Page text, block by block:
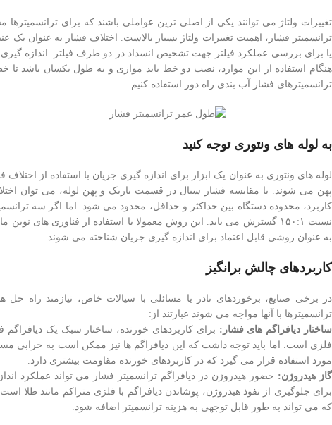
تغییرات ولتاژ می توانند یکی از اصلی ترین عواملی باشند که برای
ترانسمیتر فشار، اهمیت تغییرات ولتاژ بسیار بالاست. اختلاف فشار به عنوان
یا برای بررسی عملکرد فیلتر جهت تشخیص انسداد در دو طرف فیلتر. اندازه
هنگام استفاده از این موارد، نصب دو خط باید موازی و به طول یکسان باشد تا
ترانسمیترهای فشار آب بندی راه دور استفاده کنیم.
به لوله های ونتوری توجه کنید
لوله های ونتوری به عنوان یک ابزار برای اندازه گیری جریان با استفاده از
پهن می شوند. با مقایسه فشار سیال در قسمت باریک و پهن لوله، می توان
کاربرد، محدوده دستگاه بین حداکثر و حداقل، محدود می شود. اما اگر سه
نسبت ۱۵۰:۱ گسترش می یابد. این روش معمولا با استفاده از فناوری های
به عنوان روشی قابل اعتماد برای اندازه گیری جریان شناخته می شوند.
کاربردهای چالش برانگیز
در برخی صنایع، برخوردهای نادر یا مسائلی با سیالات خاص، نیازمند راه
ترانسمیترها با آنها مواجه می شوند عبارتند از:
ساختار دیافراگم های فشار: برای کاربردهای خورنده، ساختار سبک یک
فلزی است. اما باید توجه داشت که این دیافراگم ها نیز ممکن است به خرابی
مورد استفاده قرار می گیرد که در کاربردهای خورنده مقاومت بیشتری دارد.
گاز هیدروژن: حضور هیدروژن در دیافراگم ترانسمیتر فشار می تواند عملکرد
که می تواند به طور قابل توجهی به هزینه ترانسمیتر اضافه شود.